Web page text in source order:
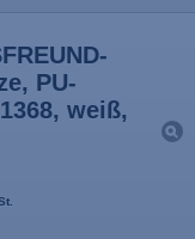
PU-
weiß,